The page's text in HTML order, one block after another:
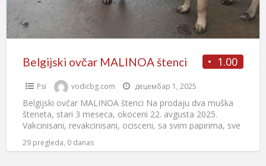
1.00
Belgijski ovčar MALINOA štenci
Psi vodicbg.com децембар 1, 2025
Belgijski ovčar MALINOA štenci Na prodaju dva muška
šteneta, stari 3 meseca, okoceni 22. avgusta 2025.
Vakcinisani, revakcinisani, ocisceni, sa svim papirima, sve
na mestu,
29 pregleda, 0 danas